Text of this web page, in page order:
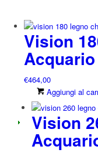
Vision
€464,00
Aggiungi al
Vision